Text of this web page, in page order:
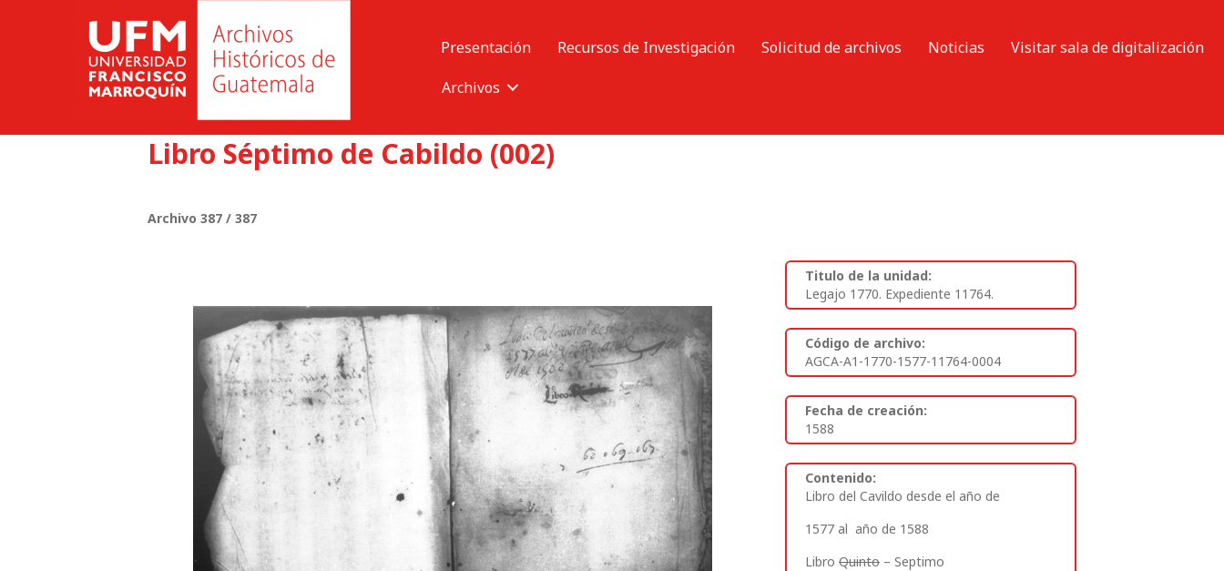
Presentación Recursos de Investigación Solicitud de archivos Noticias
Visitar sala de digitalización
Archivos
Libro Séptimo de Cabildo (002)
Archivo 387 / 387
Titulo de la unidad:
Legajo 1770. Expediente 11764.
Código de archivo:
AGCA-A1-1770-1577-11764-0004
Fecha de creación:
1588
Contenido:
Libro del Cavildo desde el año de
1577 al año de 1588
Libro Quinto – Septimo